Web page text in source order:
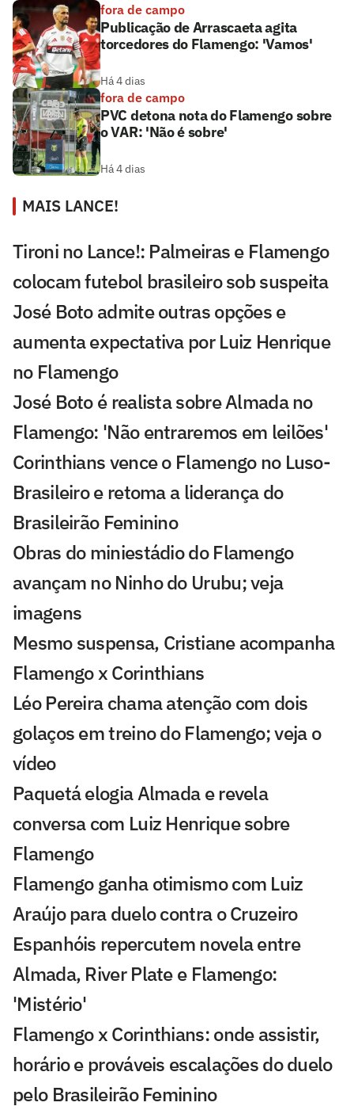
fora de campo
Publicação de Arrascaeta agita
torcedores do Flamengo: 'Vamos'
Há 4 dias
fora de campo
PVC detona nota do Flamengo sobre
o VAR: 'Não é sobre'
Há 4 dias
MAIS LANCE!
Tironi no Lance!: Palmeiras e Flamengo
colocam futebol brasileiro sob suspeita
José Boto admite outras opções e
aumenta expectativa por Luiz Henrique
no Flamengo
José Boto é realista sobre Almada no
Flamengo: 'Não entraremos em leilões'
Corinthians vence o Flamengo no Luso-
Brasileiro e retoma a liderança do
Brasileirão Feminino
Obras do miniestádio do Flamengo
avançam no Ninho do Urubu; veja
imagens
Mesmo suspensa, Cristiane acompanha
Flamengo x Corinthians
Léo Pereira chama atenção com dois
golaços em treino do Flamengo; veja o
vídeo
Paquetá elogia Almada e revela
conversa com Luiz Henrique sobre
Flamengo
Flamengo ganha otimismo com Luiz
Araújo para duelo contra o Cruzeiro
Espanhóis repercutem novela entre
Almada, River Plate e Flamengo:
'Mistério'
Flamengo x Corinthians: onde assistir,
horário e prováveis escalações do duelo
pelo Brasileirão Feminino